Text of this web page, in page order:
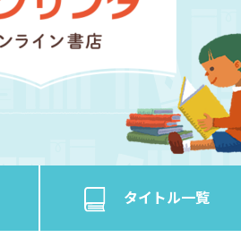
タイトル一覧